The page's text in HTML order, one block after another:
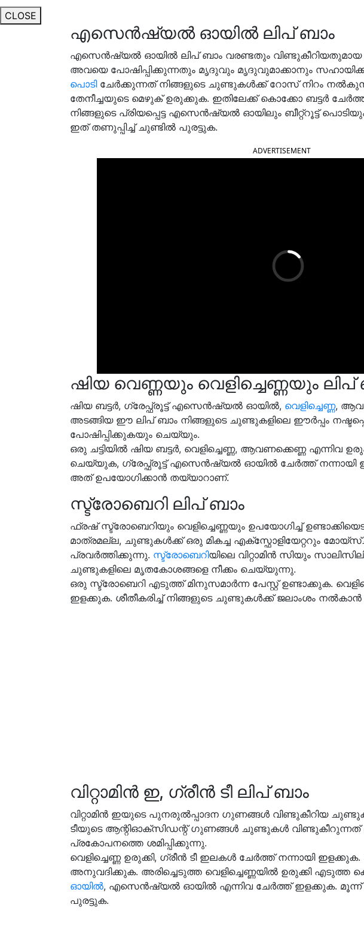
CLOSE
എസെൻഷ്യൽ ഓയിൽ ലിപ് ബാം
എസെൻഷ്യൽ ഓയിൽ ലിപ് ബാം വരണ്ടതും
അവയെ പോഷിപ്പിക്കുന്നതും മൃദുവും മൃദുവുമാക്കാനും
പൊടിചേർക്കുന്നത് നിങ്ങളുടെ ചുണ്ടുകൾക്ക് റോസ് നിറം
തേനീച്ചയുടെ മെഴുക് ഉരുക്കുക. ഇതിലേക്ക് കൊക്കോ ബട്ടർ ചേർത്ത്
നിങ്ങളുടെ പ്രിയപ്പെട്ട എസെൻഷ്യൽ ഓയിലും ബീറ്റ്റൂട്ട്
ഇത് തണുപ്പിച്ച് ചുണ്ടിൽ പുരട്ടുക.
ADVERTISEMENT
ഷിയ വെണ്ണയും വെളിച്ചെണ്ണയും ലിപ്
ഷിയ ബട്ടർ, ഗ്രേപ്ഫ്രൂട്ട് എസെൻഷ്യൽ ഓയിൽ, വെളിച്ചെണ്ണ,
അടങ്ങിയ ഈ ലിപ് ബാം നിങ്ങളുടെ ചുണ്ടുകളിലെ ഈർപ്പം
പോഷിപ്പിക്കുകയും ചെയ്യും.
ഒരു ചട്ടിയിൽ ഷിയ ബട്ടർ, വെളിച്ചെണ്ണ, ആവണക്കെണ്ണ
ചെയ്യുക, ഗ്രേപ്ഫ്രൂട്ട് എസെൻഷ്യൽ ഓയിൽ ചേർത്ത് നന്നായി
അത് ഉപയോഗിക്കാൻ തയ്യാറാണ്.
സ്ട്രോബെറി ലിപ് ബാം
ഫ്രഷ് സ്ട്രോബെറിയും വെളിച്ചെണ്ണയും ഉപയോഗിച്ച്
മാത്രമല്ല, ചുണ്ടുകൾക്ക് ഒരു മികച്ച എക്സ്ഫോളിയേറ്ററും
പ്രവർത്തിക്കുന്നു. സ്ട്രോബെറിയിലെ വിറ്റാമിൻ സിയും
ചുണ്ടുകളിലെ മൃതകോശങ്ങളെ നീക്കം ചെയ്യുന്നു.
ഒരു സ്ട്രോബെറി എടുത്ത് മിനുസമാർന്ന പേസ്റ്റ് ഉണ്ടാക്കുക.
ഇളക്കുക. ശീതീകരിച്ച് നിങ്ങളുടെ ചുണ്ടുകൾക്ക് ജലാംശം
വിറ്റാമിൻ ഇ, ഗ്രീൻ ടീ ലിപ് ബാം
വിറ്റാമിൻ ഇയുടെ പുനരുൽപ്പാദന ഗുണങ്ങൾ വിണ്ടുകീറിയ
ടീയുടെ ആന്റിഓക്‌സിഡന്റ് ഗുണങ്ങൾ ചുണ്ടുകൾ
പ്രകോപനത്തെ ശമിപ്പിക്കുന്നു.
വെളിച്ചെണ്ണ ഉരുക്കി, ഗ്രീൻ ടീ ഇലകൾ ചേർത്ത് നന്നായി
അനുവദിക്കുക. അരിച്ചെടുത്ത വെളിച്ചെണ്ണയിൽ ഉരുക്കി എടുത്ത
ഓയിൽ, എസെൻഷ്യൽ ഓയിൽ എന്നിവ ചേർത്ത് ഇളക്കുക. മൂന്ന്
പുരട്ടുക.